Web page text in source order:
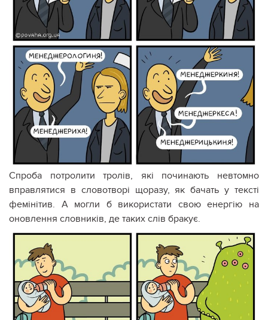
Спроба потролити тролів, які починають невтомно
вправлятися в словотворі щоразу, як бачать у тексті
фемінітив. А могли б використати свою енергію на
оновлення словників, де таких слів бракує.